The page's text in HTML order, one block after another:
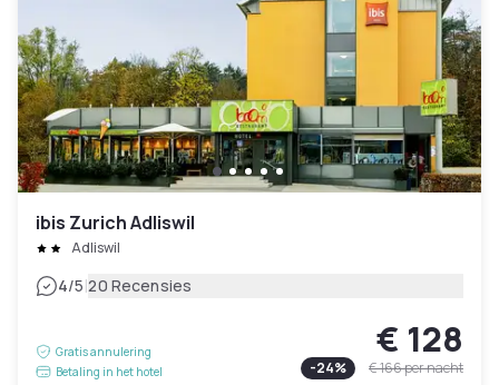
ibis Zurich Adliswil
Adliswil
4/5|20 Recensies
Gratis annulering
Betaling in het hotel
€ 128
-24% € 166per nacht